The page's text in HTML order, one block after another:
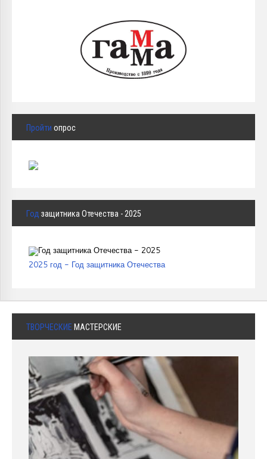
Пройти опрос
Год защитника Отечества - 2025
2025 год - Год защитника Отечества
ТВОРЧЕСКИЕ МАСТЕРСКИЕ